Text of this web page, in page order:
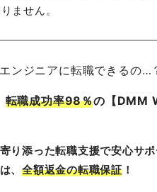
ません。
ンジニアに転職できるの…
転職成功率98％の【DMM
り添った転職支援で安心サポ
、 全額返金の転職保証！